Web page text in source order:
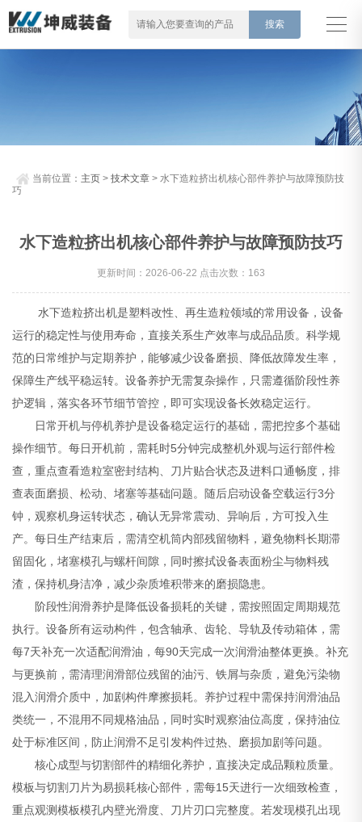
当前位置： 主页 >技术文章 > 水下造粒挤出机核心部件养护与故障预防技
巧
水下造粒挤出机核心部件养护与故障预防技巧
更新时间：2026-06-22 点击次数：163
水下造粒挤出机是塑料改性、再生造粒领域的常用设备，设备
运行的稳定性与使用寿命，直接关系生产效率与成品品质。科学规
范的日常维护与定期养护，能够减少设备磨损、降低故障发生率，
保障生产线平稳运转。设备养护无需复杂操作，只需遵循阶段性养
护逻辑，落实各环节细节管控，即可实现设备长效稳定运行。
日常开机与停机养护是设备稳定运行的基础，需把控多个基础
操作细节。每日开机前，需耗时5分钟完成整机外观与运行部件检
查，重点查看造粒室密封结构、刀片贴合状态及进料口通畅度，排
查表面磨损、松动、堵塞等基础问题。随后启动设备空载运行3分
钟，观察机身运转状态，确认无异常震动、异响后，方可投入生
产。每日生产结束后，需清空机筒内部残留物料，避免物料长期滞
留固化，堵塞模孔与螺杆间隙，同时擦拭设备表面粉尘与物料残
渣，保持机身洁净，减少杂质堆积带来的磨损隐患。
阶段性润滑养护是降低设备损耗的关键，需按照固定周期规范
执行。设备所有运动构件，包含轴承、齿轮、导轨及传动箱体，需
每7天补充一次适配润滑油，每90天完成一次润滑油整体更换。补充
与更换前，需清理润滑部位残留的油污、铁屑与杂质，避免污染物
混入润滑介质中，加剧构件摩擦损耗。养护过程中需保持润滑油品
类统一，不混用不同规格油品，同时实时观察油位高度，保持油位
处于标准区间，防止润滑不足引发构件过热、磨损加剧等问题。
核心成型与切割部件的精细化养护，直接决定成品颗粒质量。
模板与切割刀片为易损耗核心部件，需每15天进行一次细致检查，
重点观测模板模孔内壁光滑度、刀片刃口完整度。若发现模孔出现